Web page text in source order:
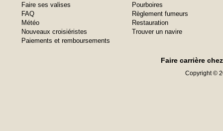
Faire ses valises
FAQ
Météo
Nouveaux croisiéristes
Paiements et remboursements
Pourboires
Règlement fumeurs
Restauration
Trouver un navire
Faire carrière
Copyright ©